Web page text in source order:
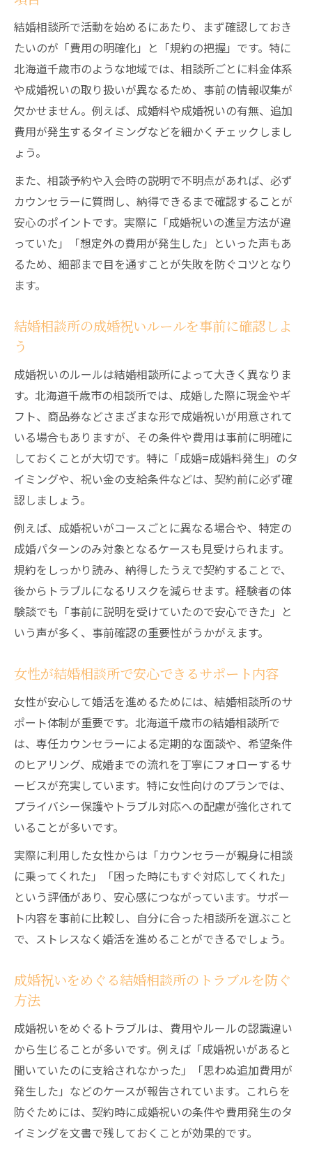
結婚相談所で活動を始めるにあたり、まず確認しておき
たいのが「費用の明確化」と「規約の把握」です。特に
北海道千歳市のような地域では、相談所ごとに料金体系
や成婚祝いの取り扱いが異なるため、事前の情報収集が
欠かせません。例えば、成婚料や成婚祝いの有無、追加
費用が発生するタイミングなどを細かくチェックしまし
ょう。
また、相談予約や入会時の説明で不明点があれば、必ず
カウンセラーに質問し、納得できるまで確認することが
安心のポイントです。実際に「成婚祝いの進呈方法が違
っていた」「想定外の費用が発生した」といった声もあ
るため、細部まで目を通すことが失敗を防ぐコツとなり
ます。
結婚相談所の成婚祝いルールを事前に確認しよ
う
成婚祝いのルールは結婚相談所によって大きく異なりま
す。北海道千歳市の相談所では、成婚した際に現金やギ
フト、商品券などさまざまな形で成婚祝いが用意されて
いる場合もありますが、その条件や費用は事前に明確に
しておくことが大切です。特に「成婚=成婚料発生」のタ
イミングや、祝い金の支給条件などは、契約前に必ず確
認しましょう。
例えば、成婚祝いがコースごとに異なる場合や、特定の
成婚パターンのみ対象となるケースも見受けられます。
規約をしっかり読み、納得したうえで契約することで、
後からトラブルになるリスクを減らせます。経験者の体
験談でも「事前に説明を受けていたので安心できた」と
いう声が多く、事前確認の重要性がうかがえます。
女性が結婚相談所で安心できるサポート内容
女性が安心して婚活を進めるためには、結婚相談所のサ
ポート体制が重要です。北海道千歳市の結婚相談所で
は、専任カウンセラーによる定期的な面談や、希望条件
のヒアリング、成婚までの流れを丁寧にフォローするサ
ービスが充実しています。特に女性向けのプランでは、
プライバシー保護やトラブル対応への配慮が強化されて
いることが多いです。
実際に利用した女性からは「カウンセラーが親身に相談
に乗ってくれた」「困った時にもすぐ対応してくれた」
という評価があり、安心感につながっています。サポー
ト内容を事前に比較し、自分に合った相談所を選ぶこと
で、ストレスなく婚活を進めることができるでしょう。
成婚祝いをめぐる結婚相談所のトラブルを防ぐ
方法
成婚祝いをめぐるトラブルは、費用やルールの認識違い
から生じることが多いです。例えば「成婚祝いがあると
聞いていたのに支給されなかった」「思わぬ追加費用が
発生した」などのケースが報告されています。これらを
防ぐためには、契約時に成婚祝いの条件や費用発生のタ
イミングを文書で残しておくことが効果的です。